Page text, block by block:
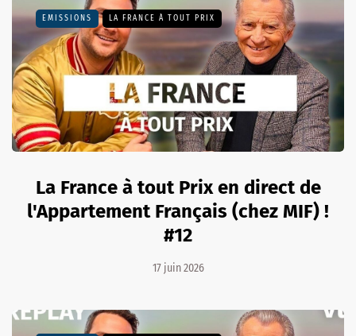
EMISSIONS LA FRANCE À TOUT PRIX
La France à tout Prix en direct de
l'Appartement Français (chez MIF) !
#12
17 juin 2026